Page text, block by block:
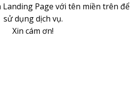
Page với tên miền trên để
sử dụng dịch vụ.
Xin cám ơn!